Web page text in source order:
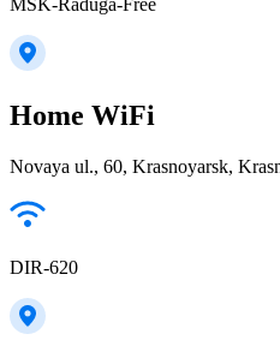
MSK-Raduga-Free
Home WiFi
Novaya ul., 60, Krasnoyarsk,
DIR-620